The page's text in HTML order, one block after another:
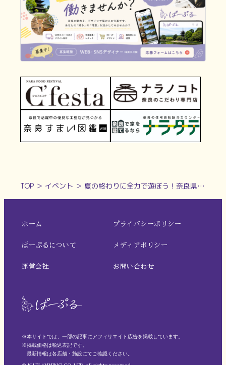
TOP ＞ イベント ＞ 夏の終わりに全力で遊ぼう！奈良県大和郡山市の「まほろば健康パークファミリープールで1日限りの水遊びフェス！【WATER PARTY! in FAMILY POOL】
ホーム
ぱーぷるについて
運営会社
プライバシーポリシー
メディアポリシー
お問い合わせ
※本サイトでは、一部の記事にアフィリエイト広告を掲載しています。
※掲載価格は税込表記です。
最新情報は各店舗・施設にてご確認ください。